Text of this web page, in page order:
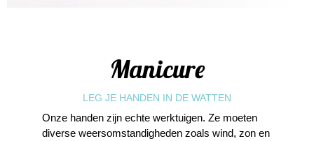
Manicure
LEG JE HANDEN IN DE WATTEN
Onze handen zijn echte werktuigen. Ze moeten
diverse weersomstandigheden zoals wind, zon en